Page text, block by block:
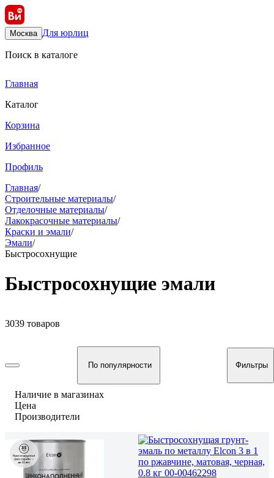
Москва Для юрлиц
Поиск в каталоге
Главная
Каталог
Корзина
Избранное
Профиль
Главная/
Строительные материалы/
Отделочные материалы/
Лакокрасочные материалы/
Краски и эмали/
Эмали/
Быстросохнущие
Быстросохнущие эмали
3039 товаров
По популярности Фильтры
Наличие в магазинах
Цена
Производители